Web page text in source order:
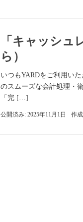
「キャッシュ
ら）
いつもYARDをご利用い
のスムーズな会計処理・
「完 […]
公開済み: 2025年11月1日 作